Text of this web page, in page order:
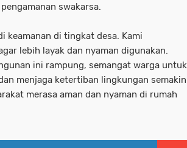
swakarsa.
keamanan di tingkat desa. Kami
lebih layak dan nyaman digunakan.
ini rampung, semangat warga untuk
menjaga ketertiban lingkungan semakin
merasa aman dan nyaman di rumah